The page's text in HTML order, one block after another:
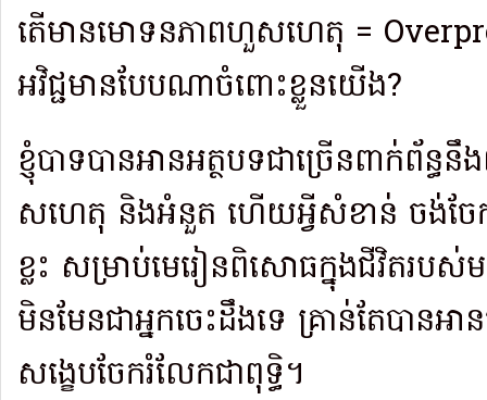
តើមានមោទនភាពហួសហេតុ =
អវិជ្ជមានបែបណាចំពោះខ្លួនយើង?
ខ្ញុំបាទបានអានអត្ថបទជាច្រើនពាក់ព័ន្
សហេតុ និងអំនួត ហើយអ្វីសំខាន់ ចង់ច
ខ្លះ សម្រាប់មេរៀនពិសោធក្នុងជីវិតរប
មិនមែនជាអ្នកចេះដឹងទេ គ្រាន់តែបាន
សង្ខេបចែករំលែកជាពុទ្ធិ។